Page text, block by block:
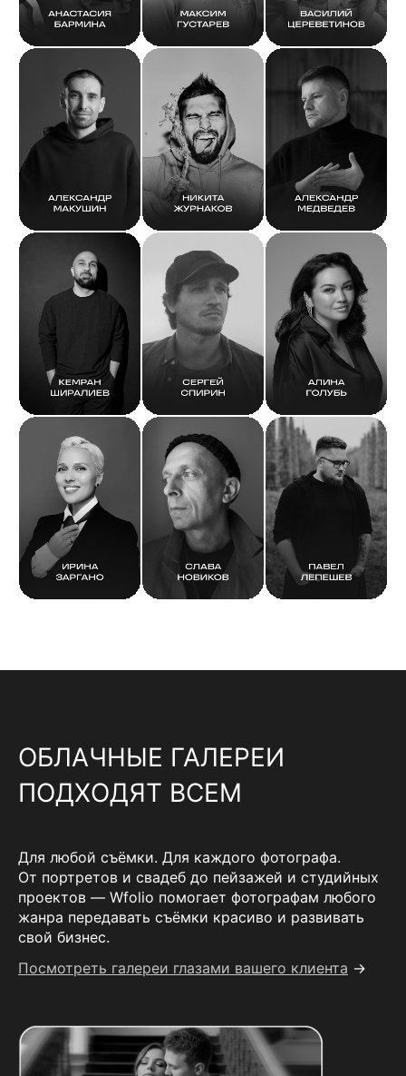
ОБЛАЧНЫЕ ГАЛЕРЕИ
ПОДХОДЯТ ВСЕМ
Для любой съёмки. Для каждого фотографа.
От портретов и свадеб до пейзажей и студийных
проектов — Wfolio помогает фотографам любого
жанра передавать съёмки красиво и развивать
свой бизнес.
Посмотреть галереи глазами вашего клиента →